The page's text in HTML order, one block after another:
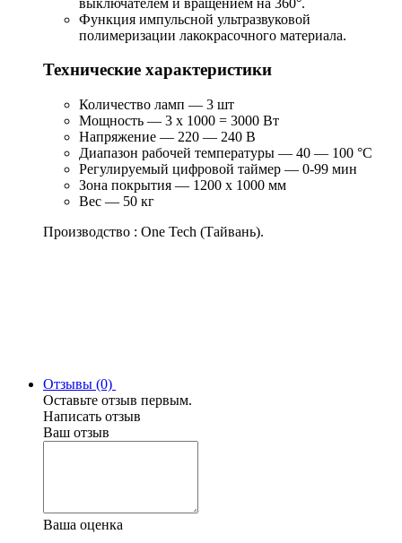
Функция импульсной ультразвуковой
полимеризации лакокрасочного материала.
Технические характеристики
Количество ламп — 3 шт
Мощность — 3 х 1000 = 3000 Вт
Напряжение — 220 — 240 В
Диапазон рабочей температуры — 40 — 100 °C
Регулируемый цифровой таймер — 0-99 мин
Зона покрытия — 1200 х 1000 мм
Вес — 50 кг
Производство : One Tech (Тайвань).
Отзывы (0)
Оставьте отзыв первым.
Написать отзыв
Ваш отзыв
Ваша оценка